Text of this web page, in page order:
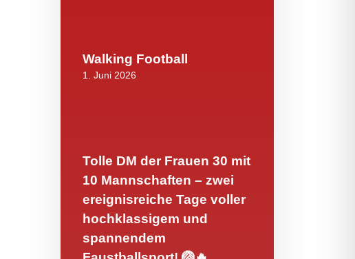
Walking Football
1. Juni 2026
Tolle DM der Frauen 30 mit
10 Mannschaften – zwei
ereignisreiche Tage voller
hochklassigem und
spannendem